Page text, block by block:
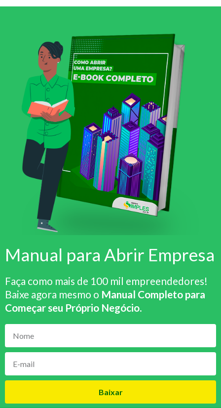
Manual para Abrir Empresa
Faça como mais de 100 mil empreendedores!
Baixe agora mesmo o Manual Completo para
Começar seu Próprio Negócio.
Baixar